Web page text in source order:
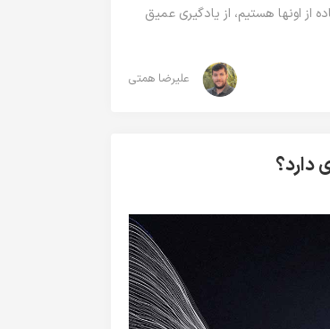
اونها هستیم، از یادگیری عمیق
علیرضا همتی